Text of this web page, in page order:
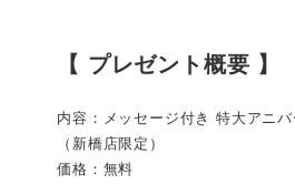
【 プレゼント概要 】
内容：メッセージ付き 特大アニ
（新橋店限定）
価格：無料